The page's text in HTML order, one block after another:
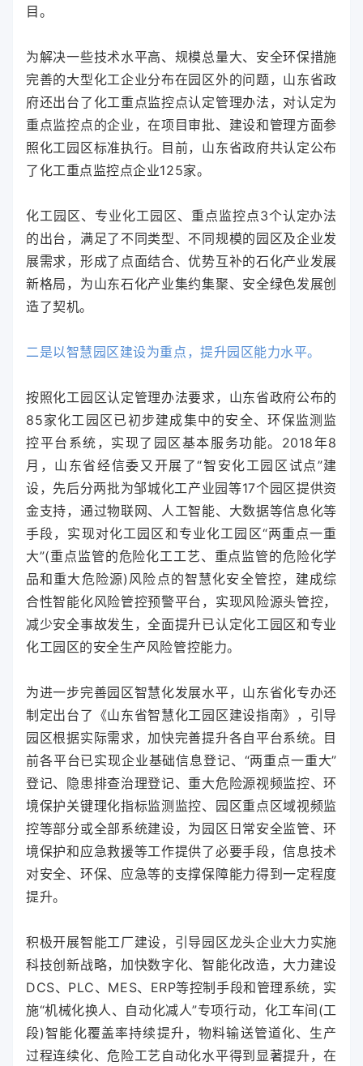
目。
为解决一些技术水平高、规模总量大、安全环保措施
完善的大型化工企业分布在园区外的问题，山东省政
府还出台了化工重点监控点认定管理办法，对认定为
重点监控点的企业，在项目审批、建设和管理方面参
照化工园区标准执行。目前，山东省政府共认定公布
了化工重点监控点企业125家。
化工园区、专业化工园区、重点监控点3个认定办法
的出台，满足了不同类型、不同规模的园区及企业发
展需求，形成了点面结合、优势互补的石化产业发展
新格局，为山东石化产业集约集聚、安全绿色发展创
造了契机。
二是以智慧园区建设为重点，提升园区能力水平。
按照化工园区认定管理办法要求，山东省政府公布的
85家化工园区已初步建成集中的安全、环保监测监
控平台系统，实现了园区基本服务功能。2018年8
月，山东省经信委又开展了“智安化工园区试点”建
设，先后分两批为邹城化工产业园等17个园区提供资
金支持，通过物联网、人工智能、大数据等信息化等
手段，实现对化工园区和专业化工园区“两重点一重
大”(重点监管的危险化工工艺、重点监管的危险化学
品和重大危险源)风险点的智慧化安全管控，建成综
合性智能化风险管控预警平台，实现风险源头管控，
减少安全事故发生，全面提升已认定化工园区和专业
化工园区的安全生产风险管控能力。
为进一步完善园区智慧化发展水平，山东省化专办还
制定出台了《山东省智慧化工园区建设指南》，引导
园区根据实际需求，加快完善提升各自平台系统。目
前各平台已实现企业基础信息登记、“两重点一重大”
登记、隐患排查治理登记、重大危险源视频监控、环
境保护关键理化指标监测监控、园区重点区域视频监
控等部分或全部系统建设，为园区日常安全监管、环
境保护和应急救援等工作提供了必要手段，信息技术
对安全、环保、应急等的支撑保障能力得到一定程度
提升。
积极开展智能工厂建设，引导园区龙头企业大力实施
科技创新战略，加快数字化、智能化改造，大力建设
DCS、PLC、MES、ERP等控制手段和管理系统，实
施“机械化换人、自动化减人”专项行动，化工车间(工
段)智能化覆盖率持续提升，物料输送管道化、生产
过程连续化、危险工艺自动化水平得到显著提升，在